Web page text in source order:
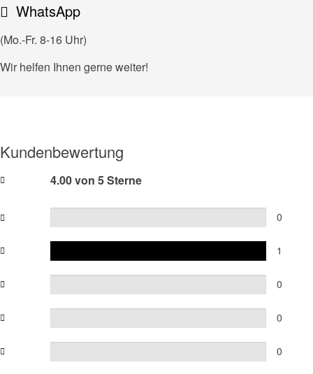
WhatsApp
(Mo.-Fr. 8-16 Uhr)
Wir helfen Ihnen gerne weiter!
Kundenbewertung
4.00 von 5 Sterne
0
1
0
0
0